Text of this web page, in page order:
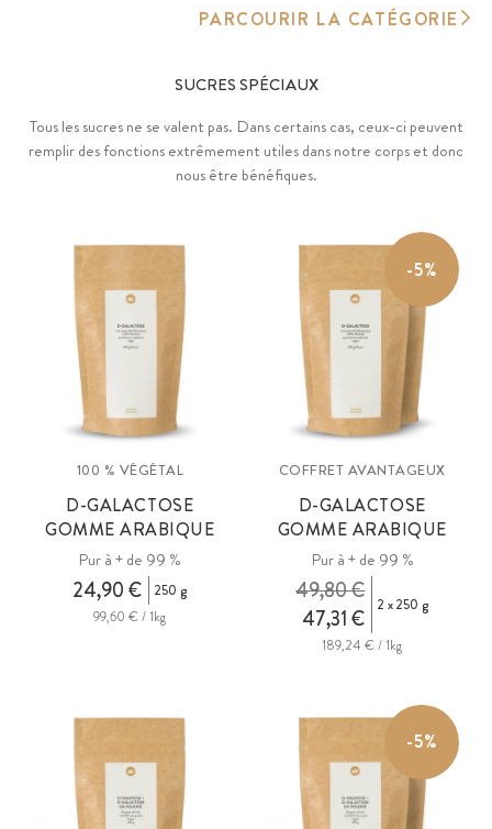
PARCOURIR LA CATÉGORIE
SUCRES SPÉCIAUX
Tous les sucres ne se valent pas. Dans certains cas, ceux-ci peuvent
remplir des fonctions extrêmement utiles dans notre corps et donc
nous être bénéfiques.
100 % VÉGÉTAL
D-GALACTOSE
GOMME ARABIQUE
Pur à + de 99 %
24,90 €
250 g
99,60 € / 1kg
-5%
COFFRET AVANTAGEUX
D-GALACTOSE
GOMME ARABIQUE
Pur à + de 99 %
47,31 €
49,80 € 2 x 250 g
189,24 € / 1kg
-5%